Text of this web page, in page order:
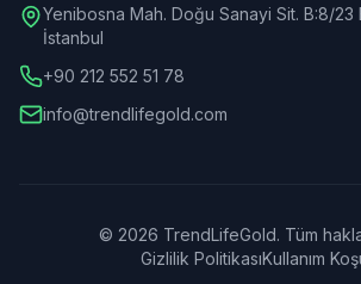
Yenibosna Mah. Doğu Sanayi Sit. B:8/
İstanbul
+90 212 552 51 78
info@trendlifegold.com
© 2026 TrendLifeGold. Tüm
Gizlilik PolitikasıKullanım